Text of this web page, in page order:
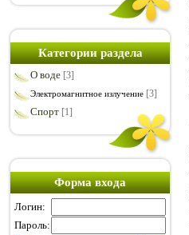
Категории раздела
О воде [3]
Электромагнитное излучение [3]
Спорт [1]
Форма входа
Логин:
Пароль: